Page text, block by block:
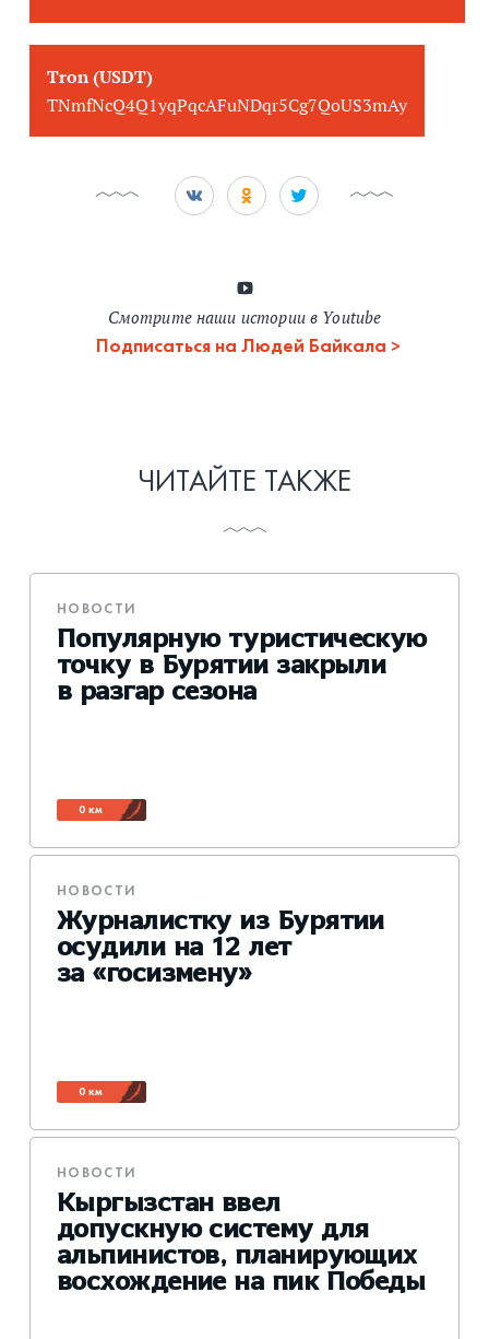
Tron (USDT)
TNmfNcQ4Q1yqPqcAFuNDqr5Cg7QoUS3mAy
Смотрите наши истории в Youtube
Подписаться на Людей Байкала
ЧИТАЙТЕ ТАКЖЕ
НОВОСТИ
Популярную туристическую
точку в Бурятии закрыли
в разгар сезона
0 км
НОВОСТИ
Журналистку из Бурятии
осудили на 12 лет
за «госизмену»
0 км
НОВОСТИ
Кыргызстан ввел
допускную систему для
альпинистов, планирующих
восхождение на пик Победы